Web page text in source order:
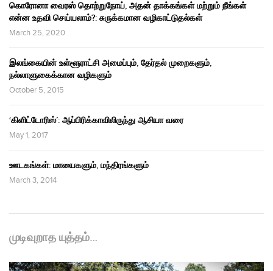
கொரோனா வைரஸ் தொற்றுநோய், அதன் தாக்கங்கள் மற்றும் நீங்கள்
என்ன உதவி செய்யலாம்?: சுருக்கமான வழிகாட்டுதல்கள்
March 25, 2020
இலங்கையின் உள்ளூராட்சி அமைப்பும், தேர்தல் முறைகளும்,
நல்லாளுகைக்கான வழிகளும்
October 5, 2015
‘கிளிட்டோரிஸ்’: ஆப்பிரிக்காவிலிருந்து ஆசியா வரை
May 1, 2017
ஊடகங்கள்: மாயைகளும், மந்திரங்களும்
March 3, 2014
முடிவுறாத யுத்தம்…